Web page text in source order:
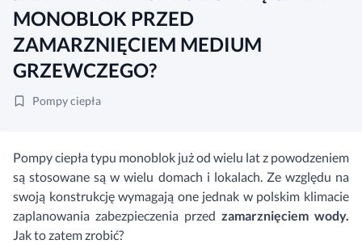
MONOBLOK PRZED
ZAMARZNIĘCIEM MEDIUM
GRZEWCZEGO?
Pompy ciepła
Pompy ciepła typu monoblok już od wielu lat z powodzeniem
są stosowane są w wielu domach i lokalach. Ze względu na
swoją konstrukcję wymagają one jednak w polskim klimacie
zaplanowania zabezpieczenia przed zamarznięciem wody.
Jak to zatem zrobić?